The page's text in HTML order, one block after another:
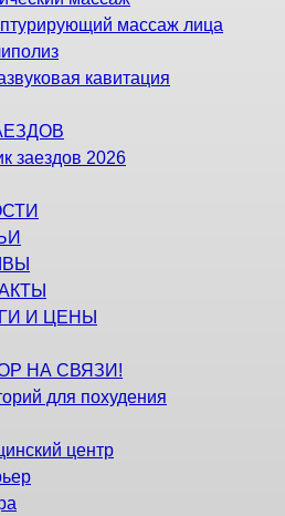
массаж лица
кавитация
заездов 2026
И ЦЕНЫ
НА СВЯЗИ!
для похудения
центр